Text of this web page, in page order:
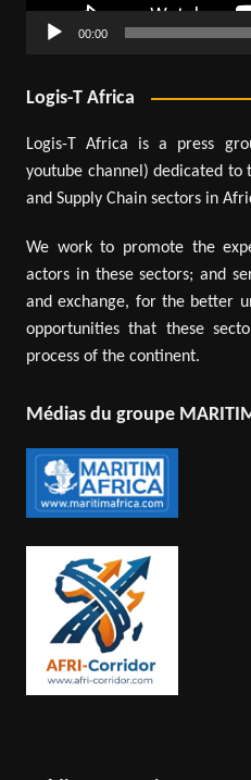
00:00
Logis-T Africa
Logis-T Africa is a press
youtube channel) dedicated to
and Supply Chain sectors in
We work to promote the
actors in these sectors; and
and exchange, for the better
opportunities that these
process of the continent.
Médias du groupe